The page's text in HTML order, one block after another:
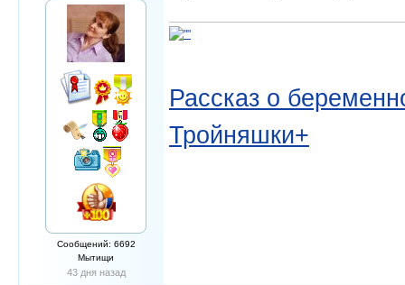
Сообщений: 6692
Мытищи
43 дня назад
Рассказ о
Тройняшки+